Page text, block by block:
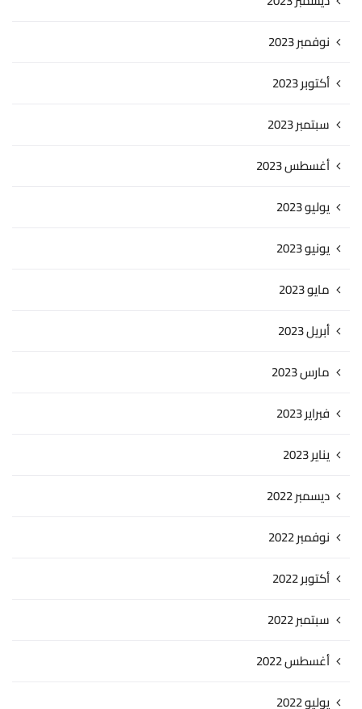
نوفمبر 2023
أكتوبر 2023
سبتمبر 2023
أغسطس 2023
يوليو 2023
يونيو 2023
مايو 2023
أبريل 2023
مارس 2023
فبراير 2023
يناير 2023
ديسمبر 2022
نوفمبر 2022
أكتوبر 2022
سبتمبر 2022
أغسطس 2022
يوليو 2022